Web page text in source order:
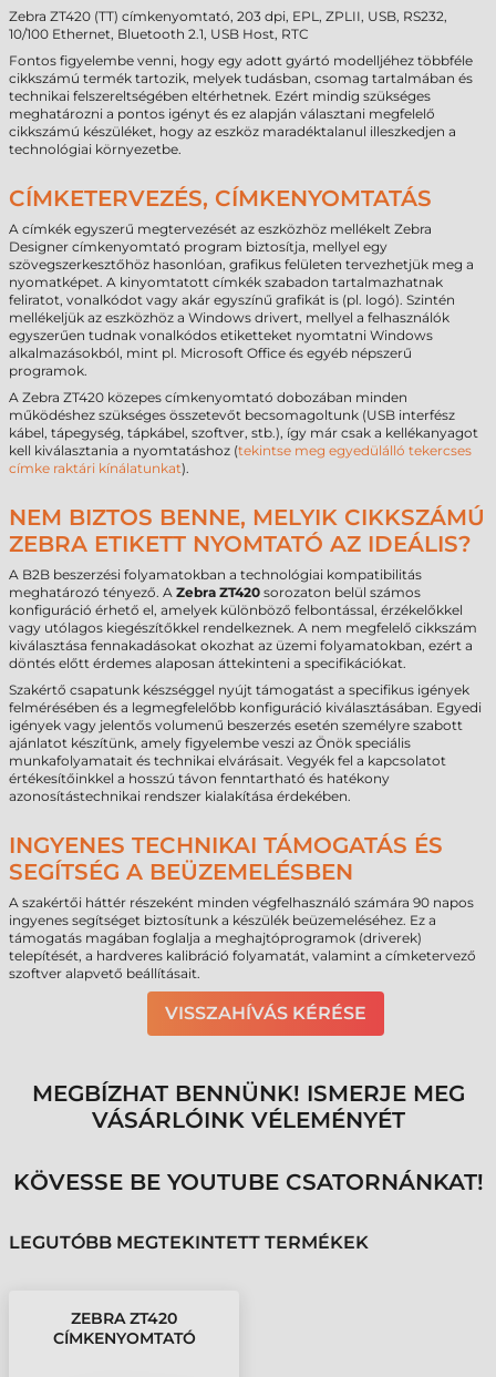
Zebra ZT420 (TT) címkenyomtató, 203 dpi, EPL, ZPLII, USB, RS232,
10/100 Ethernet, Bluetooth 2.1, USB Host, RTC
Fontos figyelembe venni, hogy egy adott gyártó modelljéhez többféle
cikkszámú termék tartozik, melyek tudásban, csomag tartalmában és
technikai felszereltségében eltérhetnek. Ezért mindig szükséges
meghatározni a pontos igényt és ez alapján választani megfelelő
cikkszámú készüléket, hogy az eszköz maradéktalanul illeszkedjen a
technológiai környezetbe.
CÍMKETERVEZÉS, CÍMKENYOMTATÁS
A címkék egyszerű megtervezését az eszközhöz mellékelt Zebra
Designer címkenyomtató program biztosítja, mellyel egy
szövegszerkesztőhöz hasonlóan, grafikus felületen tervezhetjük meg a
nyomatképet. A kinyomtatott címkék szabadon tartalmazhatnak
feliratot, vonalkódot vagy akár egyszínű grafikát is (pl. logó). Szintén
mellékeljük az eszközhöz a Windows drivert, mellyel a felhasználók
egyszerűen tudnak vonalkódos etiketteket nyomtatni Windows
alkalmazásokból, mint pl. Microsoft Office és egyéb népszerű
programok.
A Zebra ZT420 közepes címkenyomtató dobozában minden
működéshez szükséges összetevőt becsomagoltunk (USB interfész
kábel, tápegység, tápkábel, szoftver, stb.), így már csak a kellékanyagot
kell kiválasztania a nyomtatáshoz (tekintse meg egyedülálló tekercses
címke raktári kínálatunkat).
NEM BIZTOS BENNE, MELYIK CIKKSZÁMÚ
ZEBRA ETIKETT NYOMTATÓ AZ IDEÁLIS?
A B2B beszerzési folyamatokban a technológiai kompatibilitás
meghatározó tényező. A Zebra ZT420 sorozaton belül számos
konfiguráció érhető el, amelyek különböző felbontással, érzékelőkkel
vagy utólagos kiegészítőkkel rendelkeznek. A nem megfelelő cikkszám
kiválasztása fennakadásokat okozhat az üzemi folyamatokban, ezért a
döntés előtt érdemes alaposan áttekinteni a specifikációkat.
Szakértő csapatunk készséggel nyújt támogatást a specifikus igények
felmérésében és a legmegfelelőbb konfiguráció kiválasztásában. Egyedi
igények vagy jelentős volumenű beszerzés esetén személyre szabott
ajánlatot készítünk, amely figyelembe veszi az Önök speciális
munkafolyamatait és technikai elvárásait. Vegyék fel a kapcsolatot
értékesítőinkkel a hosszú távon fenntartható és hatékony
azonosítástechnikai rendszer kialakítása érdekében.
INGYENES TECHNIKAI TÁMOGATÁS ÉS
SEGÍTSÉG A BEÜZEMELÉSBEN
A szakértői háttér részeként minden végfelhasználó számára 90 napos
ingyenes segítséget biztosítunk a készülék beüzemeléséhez. Ez a
támogatás magában foglalja a meghajtóprogramok (driverek)
telepítését, a hardveres kalibráció folyamatát, valamint a címketervező
szoftver alapvető beállításait.
VISSZAHÍVÁS KÉRÉSE
MEGBÍZHAT BENNÜNK! ISMERJE MEG
VÁSÁRLÓINK VÉLEMÉNYÉT
KÖVESSE BE YOUTUBE CSATORNÁNKAT!
LEGUTÓBB MEGTEKINTETT TERMÉKEK
ZEBRA ZT420
CÍMKENYOMTATÓ